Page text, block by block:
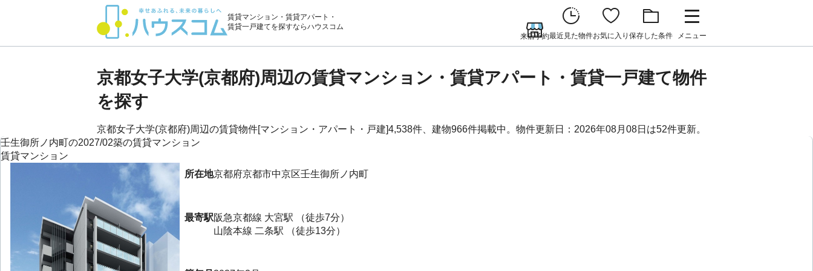
賃貸マンション・賃貸アパート・
賃貸一戸建てを探すならハウスコム
来店予約最近見た物件お気に入り 保存した条件 メニュー
京都女子大学(京都府)周辺の賃貸マンション・賃貸アパート・賃貸一戸建て物件
を探す
京都女子大学(京都府)周辺の賃貸物件[マンション・アパート・戸建]4,538件、建物966件掲載中。物件更新日：2026年08月08日は52件更新。
壬生御所ノ内町の2027/02築の賃貸マンション
賃貸マンション
所在地京都府京都市中京区壬生御所ノ内町
最寄駅阪急京都線 大宮駅
（徒歩7分）
山陰本線 二条駅 （徒歩13分）